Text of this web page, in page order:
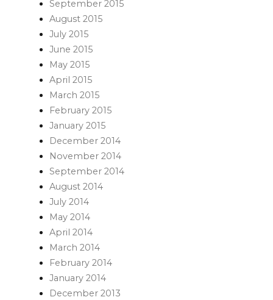
September 2015
August 2015
July 2015
June 2015
May 2015
April 2015
March 2015
February 2015
January 2015
December 2014
November 2014
September 2014
August 2014
July 2014
May 2014
April 2014
March 2014
February 2014
January 2014
December 2013